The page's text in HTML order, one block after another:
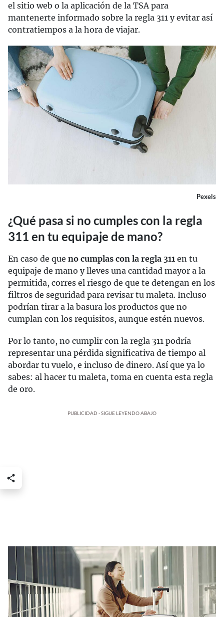
el sitio web o la aplicación de la TSA para
mantenerte informado sobre la regla 311 y evitar así
contratiempos a la hora de viajar.
Pexels
¿Qué pasa si no cumples con la regla
311 en tu equipaje de mano?
En caso de que no cumplas con la regla 311 en tu
equipaje de mano y lleves una cantidad mayor a la
permitida, corres el riesgo de que te detengan en los
filtros de seguridad para revisar tu maleta. Incluso
podrían tirar a la basura los productos que no
cumplan con los requisitos, aunque estén nuevos.
Por lo tanto, no cumplir con la regla 311 podría
representar una pérdida significativa de tiempo al
abordar tu vuelo, e incluso de dinero. Así que ya lo
sabes: al hacer tu maleta, toma en cuenta esta regla
de oro.
PUBLICIDAD - SIGUE LEYENDO ABAJO